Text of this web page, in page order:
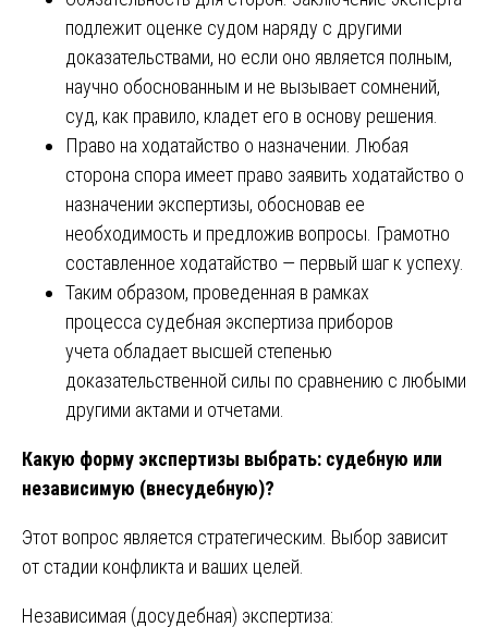
подлежит оценке судом наряду с другими
доказательствами, но если оно является полным,
научно обоснованным и не вызывает сомнений,
суд, как правило, кладет его в основу решения.
Право на ходатайство о назначении. Любая
сторона спора имеет право заявить ходатайство о
назначении экспертизы, обосновав ее
необходимость и предложив вопросы. Грамотно
составленное ходатайство — первый шаг к успеху.
Таким образом, проведенная в рамках
процесса судебная экспертиза приборов
учета обладает высшей степенью
доказательственной силы по сравнению с любыми
другими актами и отчетами.
Какую форму экспертизы выбрать: судебную или
независимую (внесудебную)?
Этот вопрос является стратегическим. Выбор зависит
от стадии конфликта и ваших целей.
Независимая (досудебная) экспертиза: